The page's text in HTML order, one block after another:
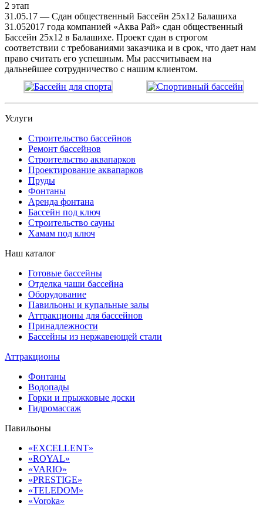
2 этап
31.05.17 — Сдан общественный Бассейн 25х12 Балашиха
31.052017 года компанией «Аква Рай» сдан общественный
Бассейн 25х12 в Балашихе. Проект сдан в строгом
соответствии с требованиями заказчика и в срок, что дает нам
право считать его успешным. Мы рассчитываем на
дальнейшее сотрудничество с нашим клиентом.
Услуги
Строительство бассейнов
Ремонт бассейнов
Строительство аквапарков
Проектирование аквапарков
Пруды
Фонтаны
Аренда фонтана
Бассейн под ключ
Строительство сауны
Хамам под ключ
Наш каталог
Готовые бассейны
Отделка чаши бассейна
Оборудование
Павильоны и купальные залы
Аттракционы для бассейнов
Принадлежности
Бассейны из нержавеющей стали
Аттракционы
Фонтаны
Водопады
Горки и прыжковые доски
Гидромассаж
Павильоны
«EXCELLENT»
«ROYAL»
«VARIO»
«PRESTIGE»
«TELEDOM»
«Voroka»